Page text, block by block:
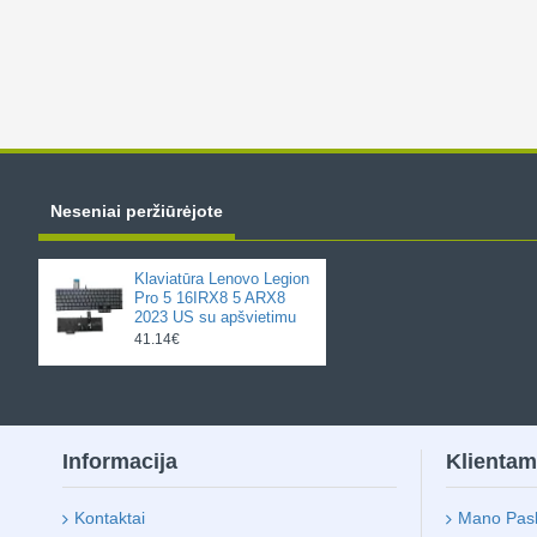
Neseniai peržiūrėjote
Klaviatūra Lenovo Legion
Pro 5 16IRX8 5 ARX8
2023 US su apšvietimu
41.14€
Informacija
Kontaktai Mano